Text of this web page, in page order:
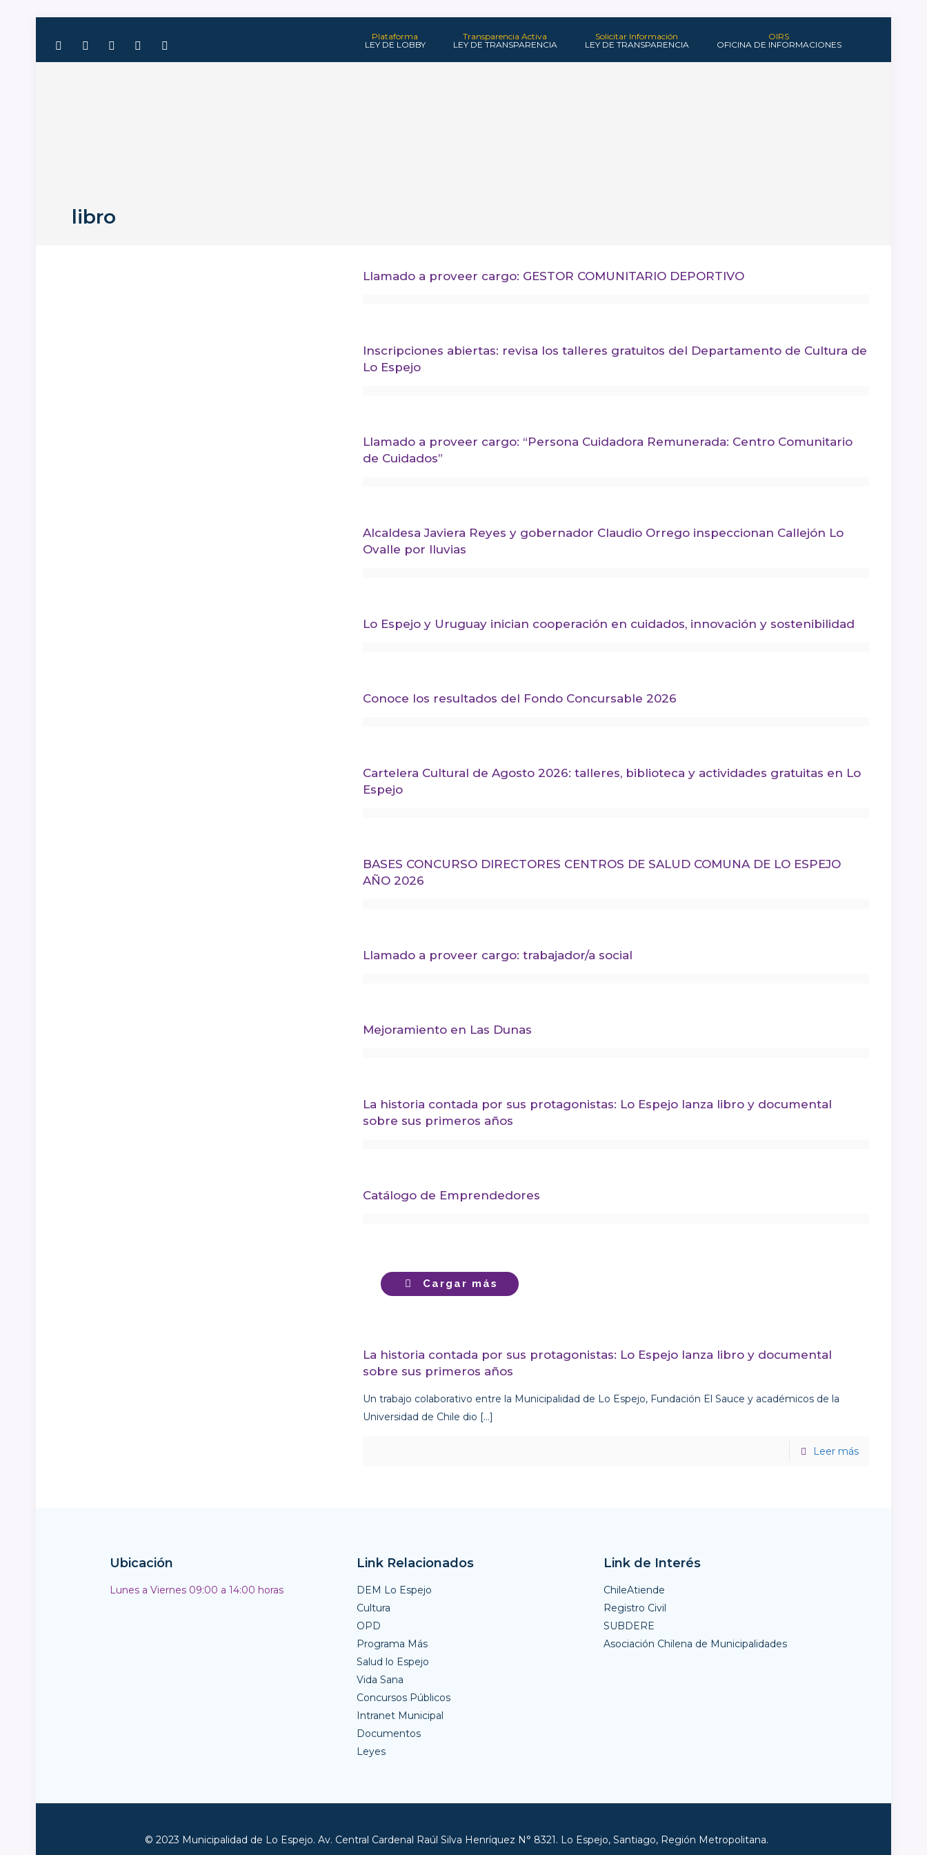
OIRS
OFICINA DE INFORMACIONES
Solicitar Información
LEY DE TRANSPARENCIA
Transparencia Activa
LEY DE TRANSPARENCIA
Plataforma
LEY DE LOBBY
libro
Llamado a proveer cargo: GESTOR COMUNITARIO DEPORTIVO
Inscripciones abiertas: revisa los talleres gratuitos del Departamento de Cultura de
Lo Espejo
Llamado a proveer cargo: “Persona Cuidadora Remunerada: Centro Comunitario
de Cuidados”
Alcaldesa Javiera Reyes y gobernador Claudio Orrego inspeccionan Callejón Lo
Ovalle por lluvias
Lo Espejo y Uruguay inician cooperación en cuidados, innovación y sostenibilidad
Conoce los resultados del Fondo Concursable 2026
Cartelera Cultural de Agosto 2026: talleres, biblioteca y actividades gratuitas en Lo
Espejo
BASES CONCURSO DIRECTORES CENTROS DE SALUD COMUNA DE LO ESPEJO
AÑO 2026
Llamado a proveer cargo: trabajador/a social
Mejoramiento en Las Dunas
La historia contada por sus protagonistas: Lo Espejo lanza libro y documental
sobre sus primeros años
Catálogo de Emprendedores
Cargar más
La historia contada por sus protagonistas: Lo Espejo lanza libro y documental
sobre sus primeros años
Un trabajo colaborativo entre la Municipalidad de Lo Espejo, Fundación El Sauce y académicos de la
Universidad de Chile dio […]
Leer más
Ubicación
Lunes a Viernes 09:00 a 14:00 horas
Link Relacionados
DEM Lo Espejo
Cultura
OPD
Programa Más
Salud lo Espejo
Vida Sana
Concursos Públicos
Intranet Municipal
Documentos
Leyes
Link de Interés
ChileAtiende
Registro Civil
SUBDERE
Asociación Chilena de Municipalidades
© 2023 Municipalidad de Lo Espejo. Av. Central Cardenal Raúl Silva Henríquez N° 8321. Lo Espejo, Santiago, Región Metropolitana.